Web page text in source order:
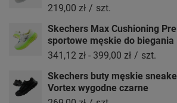
219,00 zł / szt.
Skechers Max Cushioning
sportowe męskie do biegania
341,12 zł - 399,00 zł / szt.
Skechers buty męskie
Vortex wygodne czarne